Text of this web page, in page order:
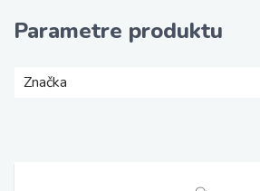
Parametre produktu
Značka